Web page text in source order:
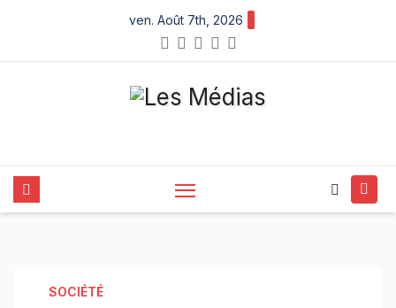
content
ven. Août 7th, 2026
SOCIÉTÉ